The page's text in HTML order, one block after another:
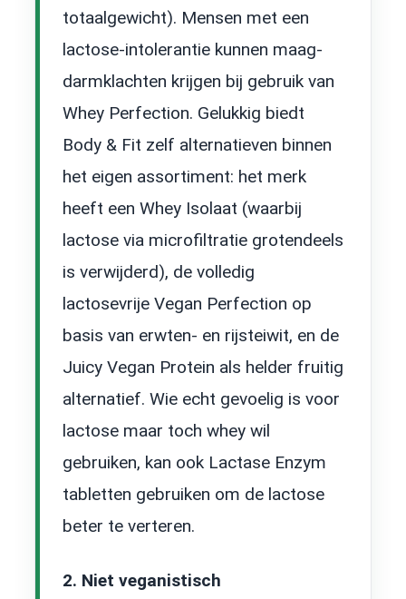
totaalgewicht). Mensen met een
lactose-intolerantie kunnen maag-
darmklachten krijgen bij gebruik van
Whey Perfection. Gelukkig biedt
Body & Fit zelf alternatieven binnen
het eigen assortiment: het merk
heeft een Whey Isolaat (waarbij
lactose via microfiltratie grotendeels
is verwijderd), de volledig
lactosevrije Vegan Perfection op
basis van erwten- en rijsteiwit, en de
Juicy Vegan Protein als helder fruitig
alternatief. Wie echt gevoelig is voor
lactose maar toch whey wil
gebruiken, kan ook Lactase Enzym
tabletten gebruiken om de lactose
beter te verteren.
2. Niet veganistisch